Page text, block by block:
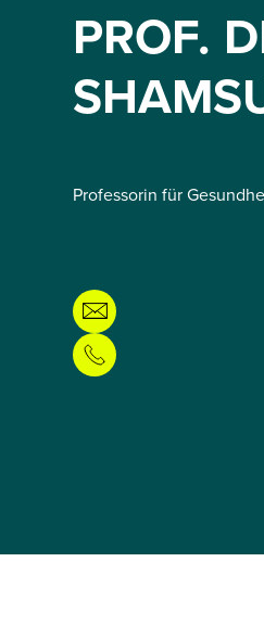
PROF.
Professorin für